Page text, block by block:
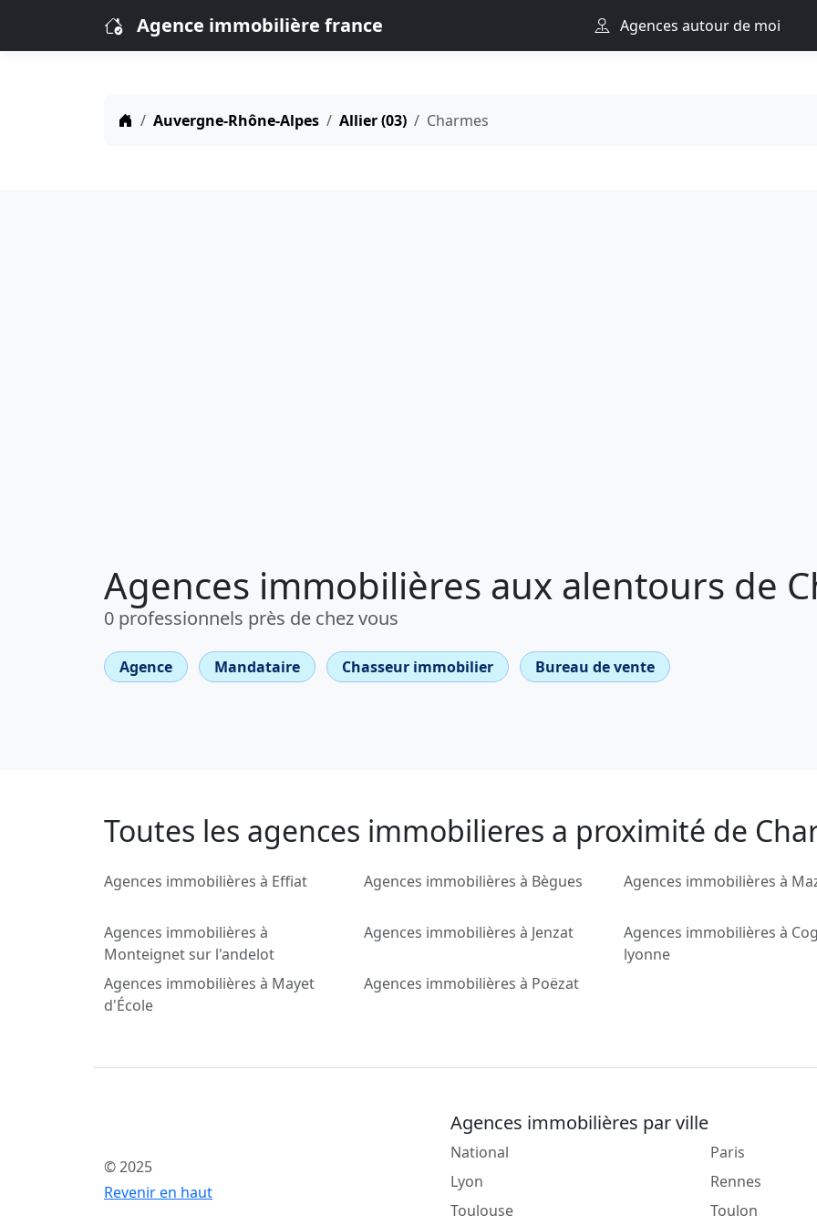
Agence immobilière france Agences autour de moi
Auvergne-Rhône-Alpes Allier (03) Charmes
Agences immobilières aux alentours de
0 professionnels près de chez vous
Agence Mandataire Chasseur immobilier Bureau de vente
Toutes les agences immobilieres a proximité de
Agences immobilières à Effiat Agences immobilières à Bègues Agences immobilières à
Agences immobilières à
Monteignet sur l'andelot
Agences immobilières à Jenzat
Agences immobilières à
lyonne
Agences immobilières à Mayet
d'École
Agences immobilières à Poëzat
© 2025
Revenir en haut
Agences immobilières par ville
National
Lyon
Toulouse
Paris
Rennes
Toulon